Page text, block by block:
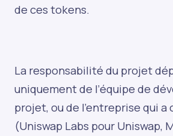
de ces tokens.
La responsabilité du projet
uniquement de l’équipe de
projet, ou de l’entreprise qui
(Uniswap Labs pour Uniswap,